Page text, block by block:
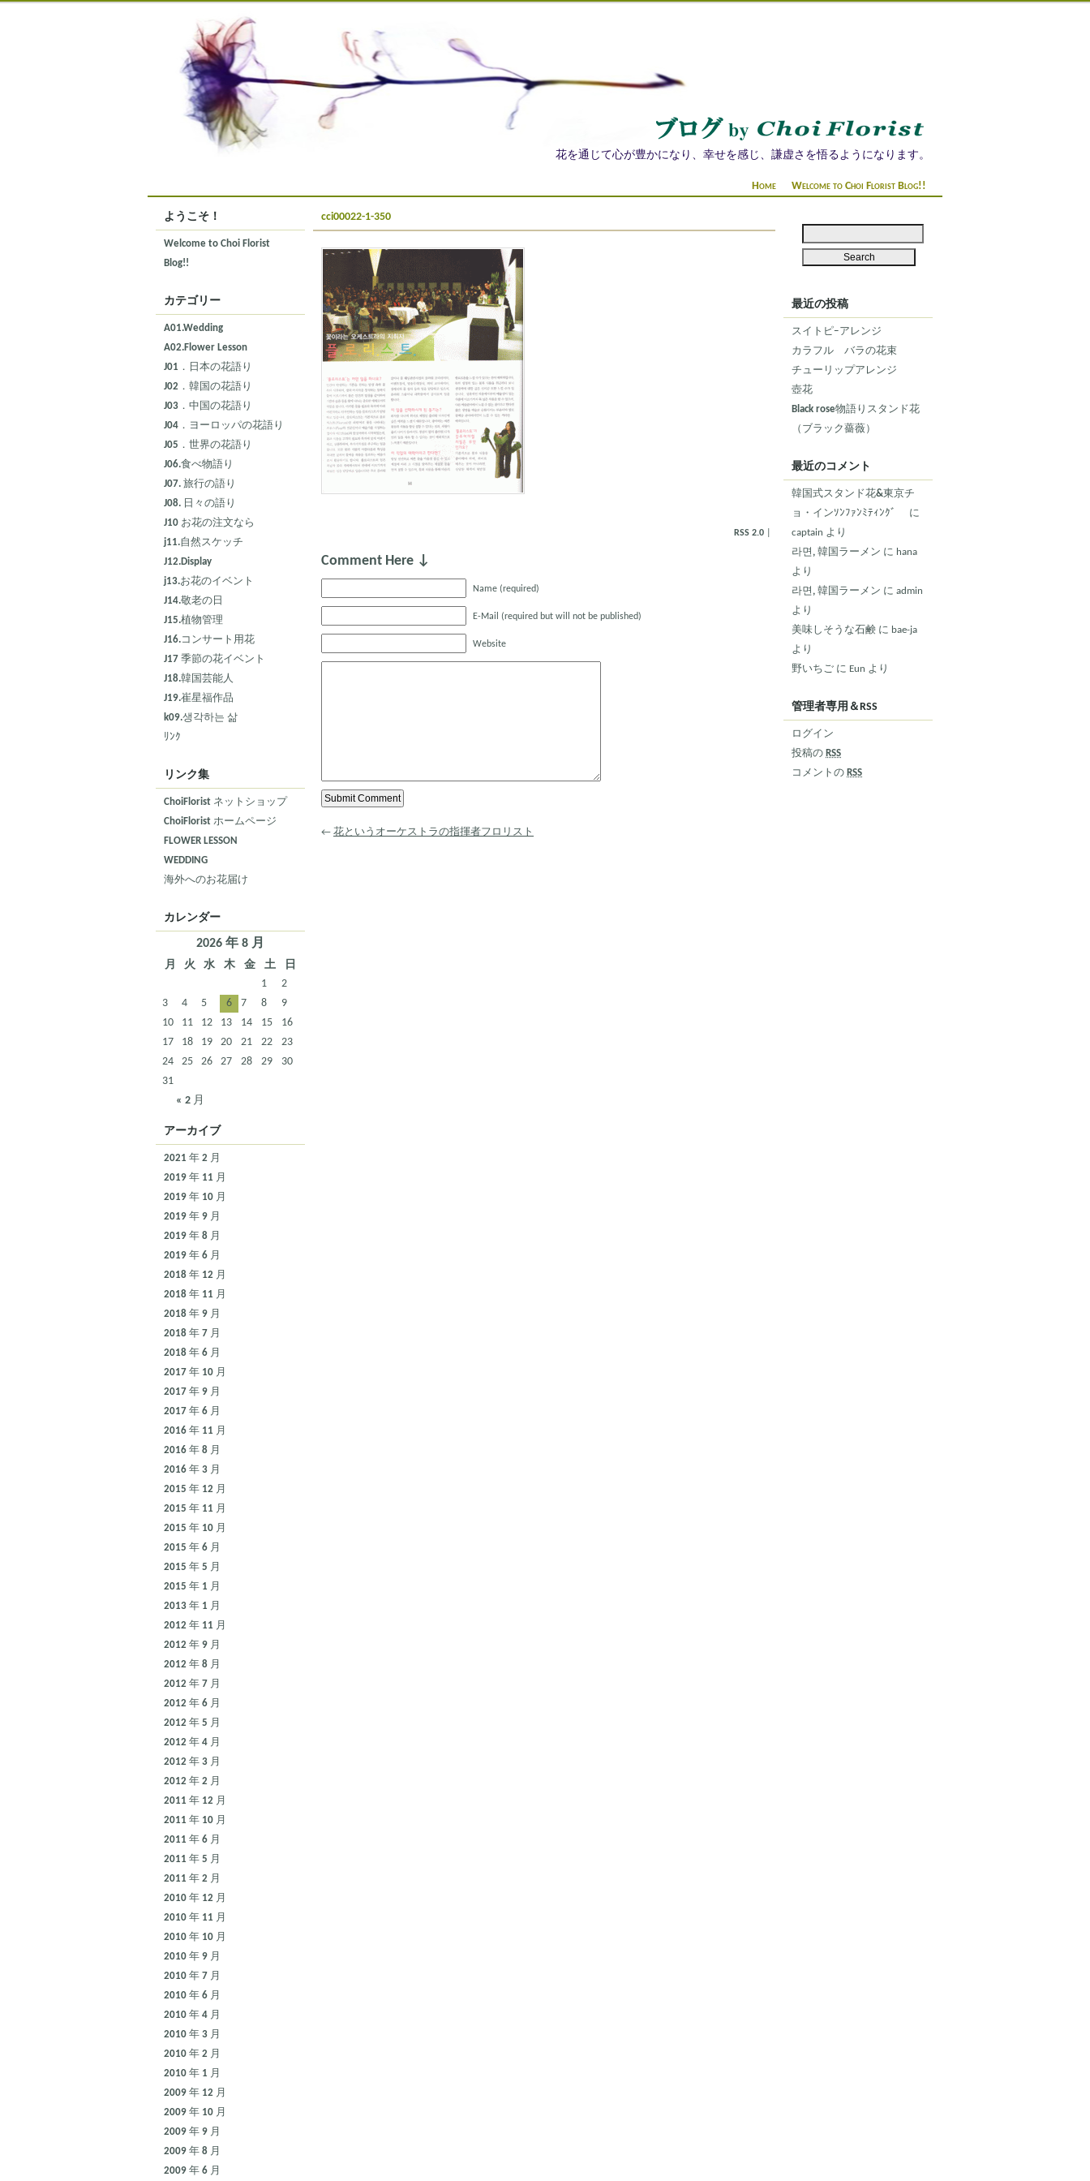
花を通じて心が豊かになり、幸せを感じ、謙虚さを悟るようになります。
Home Welcome to Choi Florist Blog!!
ようこそ！
Welcome to Choi Florist
Blog!!
カテゴリー
A01.Wedding
A02.Flower Lesson
J01．日本の花語り
J02．韓国の花語り
J03．中国の花語り
J04．ヨーロッパの花語り
J05．世界の花語り
J06.食べ物語り
J07. 旅行の語り
J08. 日々の語り
J10 お花の注文なら
j11.自然スケッチ
J12.Display
j13.お花のイベント
J14.敬老の日
J15.植物管理
J16.コンサート用花
J17 季節の花イベント
J18.韓国芸能人
J19.崔星福作品
k09.생각하는 삶
ﾘﾝｸ
リンク集
ChoiFlorist ネットショップ
ChoiFlorist ホームページ
FLOWER LESSON
WEDDING
海外へのお花届け
カレンダー
2026 年 8 月
月 火 水 木 金 土 日
« 2 月
1
2
3
4 5 6 7 8
9
10
11 12 13 14 15
16
17
18 19 20 21 22
23
24
25 26 27 28 29
30
31
アーカイブ
2021 年 2 月
2019 年 11 月
2019 年 10 月
2019 年 9 月
2019 年 8 月
2019 年 6 月
2018 年 12 月
2018 年 11 月
2018 年 9 月
2018 年 7 月
2018 年 6 月
2017 年 10 月
2017 年 9 月
2017 年 6 月
2016 年 11 月
2016 年 8 月
2016 年 3 月
2015 年 12 月
2015 年 11 月
2015 年 10 月
2015 年 6 月
2015 年 5 月
2015 年 1 月
2013 年 1 月
2012 年 11 月
2012 年 9 月
2012 年 8 月
2012 年 7 月
2012 年 6 月
2012 年 5 月
2012 年 4 月
2012 年 3 月
2012 年 2 月
2011 年 12 月
2011 年 10 月
2011 年 6 月
2011 年 5 月
2011 年 2 月
2010 年 12 月
2010 年 11 月
2010 年 10 月
2010 年 9 月
2010 年 7 月
2010 年 6 月
2010 年 4 月
2010 年 3 月
2010 年 2 月
2010 年 1 月
2009 年 12 月
2009 年 10 月
2009 年 9 月
2009 年 8 月
2009 年 6 月
cci00022-1-350
RSS 2.0
Comment Here ↓
Name (required)
E-Mail (required but will not be published)
Website
← 花というオーケストラの指揮者フロリスト
最近の投稿
スイトピｰアレンジ
カラフル バラの花束
チューリップアレンジ
壺花
Black rose物語りスタンド花
（ブラック薔薇）
最近のコメント
韓国式スタンド花&東京チ
ョ・インｿﾝﾌｧﾝﾐﾃｨﾝｸﾞ
に
captain より
라면, 韓国ラーメン に hana
より
라면, 韓国ラーメン に admin
より
美味しそうな石鹸 に bae-ja
より
野いちご に Eun より
管理者専用＆RSS
ログイン
投稿の RSS
コメントの RSS